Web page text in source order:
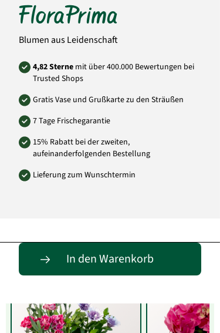
Blumen aus Leidenschaft
4,82 Sterne mit über 400.000 Bewertungen bei
Trusted Shops
Gratis Vase und Grußkarte zu den Sträußen
7 Tage Frischegarantie
15% Rabatt bei der zweiten,
aufeinanderfolgenden Bestellung
Lieferung zum Wunschtermin
In den Warenkorb
Entdecke passende Alternativen